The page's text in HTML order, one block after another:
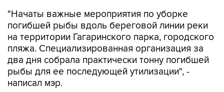
"Начаты важные мероприятия по уборке
погибшей рыбы вдоль береговой линии реки
на территории Гагаринского парка, городского
пляжа. Специализированная организация за
два дня собрала практически тонну погибшей
рыбы для ее последующей утилизации", -
написал мэр.